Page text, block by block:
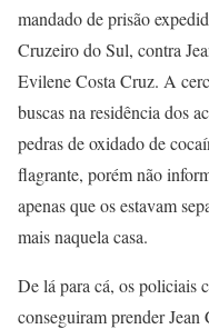
mandado de prisão
Cruzeiro do Sul, contra
Evilene Costa Cruz. A
buscas na residência dos
pedras de oxidado de
flagrante, porém não
apenas que os estavam
mais naquela casa.
De lá para cá, os policiais
conseguiram prender